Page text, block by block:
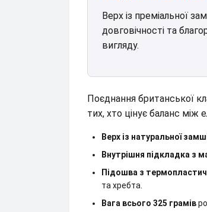
Верх із преміальної
довговічності та
вигляду.
Поєднання британської
тих, хто цінує баланс
Верх із натуральної
Внутрішня підкладка з
Підошва з
та хребта.
Вага всього 325 грамів